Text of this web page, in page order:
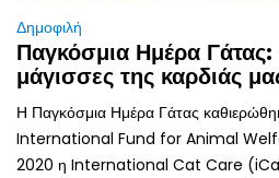
Δημοφιλή
Παγκόσμια Ημέρα Γάτας:
μάγισσες της καρδιάς
Η Παγκόσμια Ημέρα Γάτας
International Fund for Animal
2020 η International Cat Care